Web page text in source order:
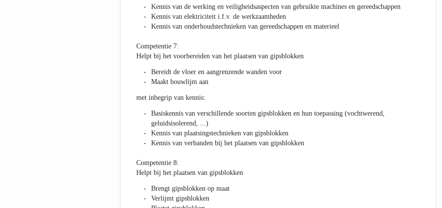
Kennis van de werking en veiligheidsaspecten van gebruikte machines en gereedschappen
Kennis van elektriciteit i.f.v. de werkzaamheden
Kennis van onderhoudstechnieken van gereedschappen en materieel
Competentie 7:
Helpt bij het voorbereiden van het plaatsen van gipsblokken
Bereidt de vloer en aangrenzende wanden voor
Maakt bouwlijm aan
met inbegrip van kennis:
Basiskennis van verschillende soorten gipsblokken en hun toepassing (vochtwerend,
geluidsisolerend, ...)
Kennis van plaatsingstechnieken van gipsblokken
Kennis van verbanden bij het plaatsen van gipsblokken
Competentie 8:
Helpt bij het plaatsen van gipsblokken
Brengt gipsblokken op maat
Verlijmt gipsblokken